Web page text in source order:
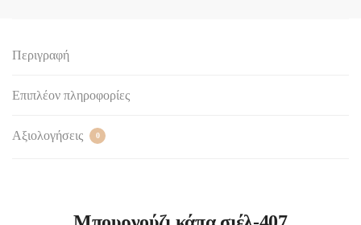
Περιγραφή
Επιπλέον πληροφορίες
Αξιολογήσεις 0